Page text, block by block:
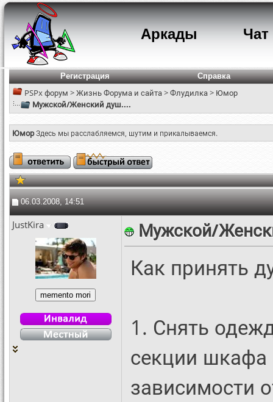
Аркады Чат
Регистрация Справка
PSPx форум >Жизнь Форума и сайта>Флудилка> Юмор
Мужской/Женский душ....
ЮморЗдесь мы расслабляемся, шутим и прикалываемся.
06.03.2008, 14:51
JustKira Мужской/
Как принять
1. Снять
секции
зависимости